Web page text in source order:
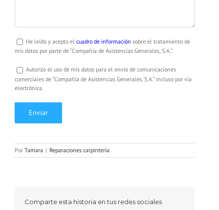
He leído y acepto el cuadro de información sobre el tratamiento de
mis datos por parte de “Compañía de Asistencias Generales, S.A.”.
Autorizo el uso de mis datos para el envío de comunicaciones
comerciales de “Compañía de Asistencias Generales, S.A.” incluso por vía
electrónica.
Por Tamara | Reparaciones carpintería
Comparte esta historia en tus redes sociales